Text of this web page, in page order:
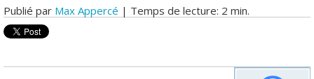
Publié par Max Appercé | Temps de lecture: 2 min.